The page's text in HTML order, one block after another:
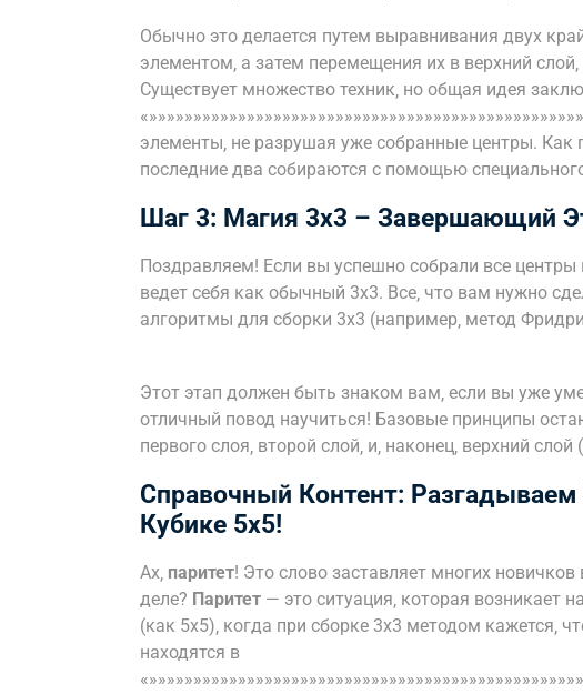
Обычно это делается путем выравнивания двух
элементом‚ а затем перемещения их в верхний
Существует множество техник‚ но общая идея
элементы‚ не разрушая уже собранные центры. Как
последние два собираются с помощью
Шаг 3: Магия 3х3 – Завершающий
Поздравляем! Если вы успешно собрали все центры
ведет себя как обычный 3х3. Все‚ что вам нужно
алгоритмы для сборки 3х3 (например‚ метод
Этот этап должен быть знаком вам‚ если вы уже
отличный повод научиться! Базовые принципы
первого слоя‚ второй слой‚ и‚ наконец‚ верхний слой
Справочный Контент: Разгадываем
Кубике 5х5!
Ах‚ паритет! Это слово заставляет многих
деле? Паритет — это ситуация‚ которая возникает
(как 5х5)‚ когда при сборке 3х3 методом кажется‚
находятся в